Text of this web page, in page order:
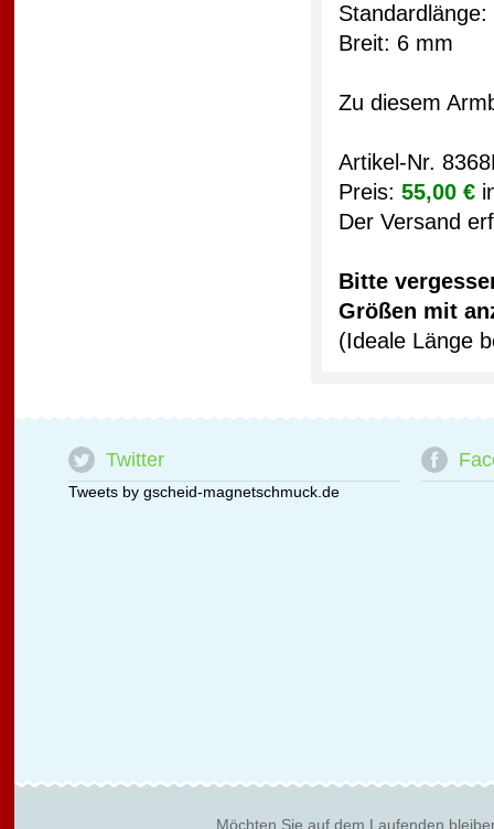
Breit: 6 mm
Zu diesem
Artikel-Nr.
Preis: 55,00 €
Der Versand
Bitte
Größen mit
(Ideale Länge
Twitter
Tweets by gscheid-magnetschmuck.de
Möchten Sie auf dem Laufenden